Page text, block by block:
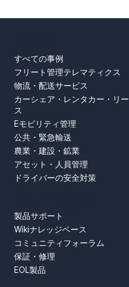
すべての事例
フリート管理テレマティクス
物流・配送サービス
カーシェア・レンタカー・リー
ス
Eモビリティ管理
公共・緊急輸送
農業・建設・鉱業
アセット・人員管理
ドライバーの安全対策
製品サポート
Wikiナレッジベース
コミュニティフォーラム
保証・修理
EOL製品